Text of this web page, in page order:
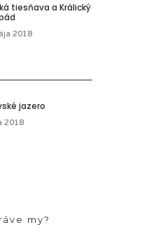
tiesňava a Králický
2018
jazero
2018
my?